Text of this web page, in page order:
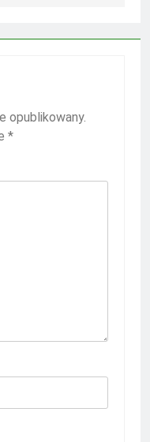
opublikowany.
*